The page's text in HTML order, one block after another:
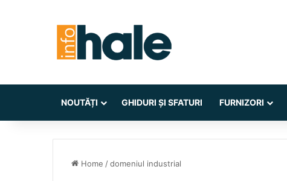
NOUTĂȚI GHIDURI ȘI SFATURI FURNIZORI
Home /domeniul industrial